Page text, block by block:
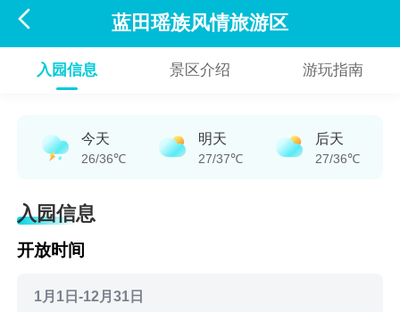
 蓝田瑶族风情旅游区
入园信息 景区介绍 游玩指南
今天
26/36℃
明天
27/37℃
后天
27/36℃
入园信息
开放时间
1月1日-12月31日